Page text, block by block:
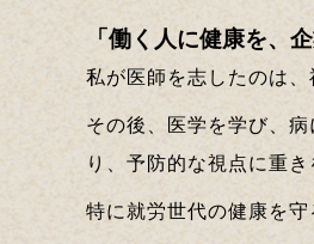
「働く人に健康を、
私が医師を志したのは
その後、医学を学び、
り、予防的な視点に重
特に就労世代の健康を